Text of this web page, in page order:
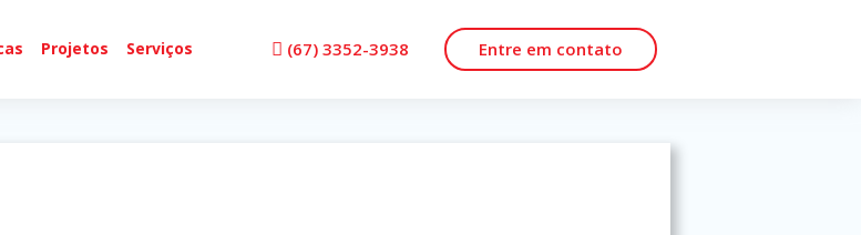
Projetos Serviços (67) 3352-3938 Entre em contato